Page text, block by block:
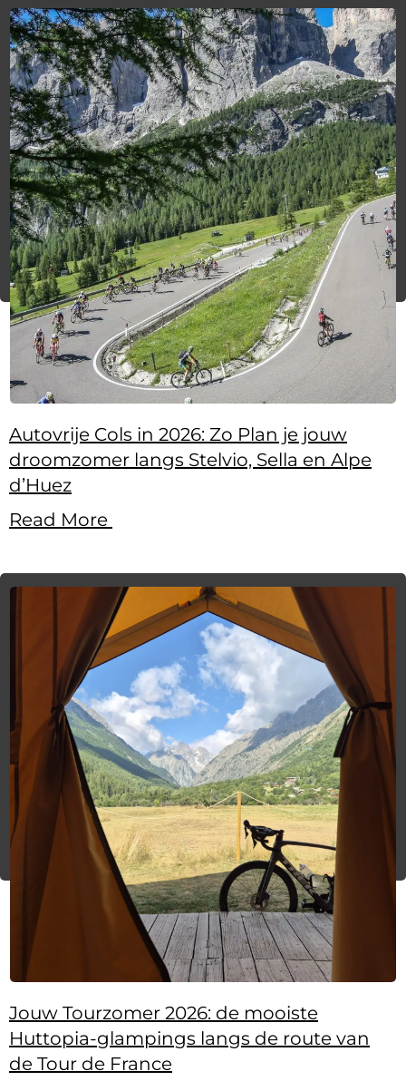
Autovrije Cols in 2026: Zo Plan je jouw
droomzomer langs Stelvio, Sella en Alpe
d’Huez
Read More
Jouw Tourzomer 2026: de mooiste
Huttopia-glampings langs de route van
de Tour de France